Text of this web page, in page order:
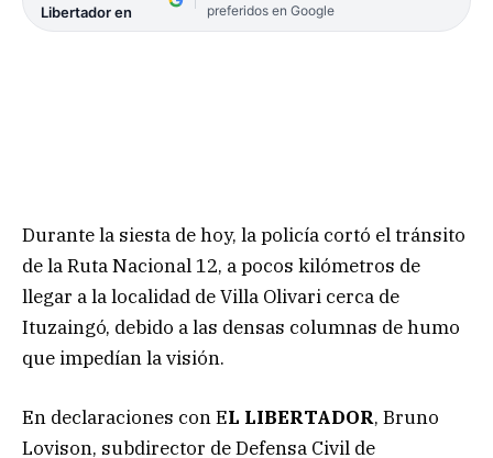
Libertador en
preferidos en Google
Durante la siesta de hoy, la policía cortó el tránsito
de la Ruta Nacional 12, a pocos kilómetros de
llegar a la localidad de Villa Olivari cerca de
Ituzaingó, debido a las densas columnas de humo
que impedían la visión.
En declaraciones con EL LIBERTADOR, Bruno
Lovison, subdirector de Defensa Civil de